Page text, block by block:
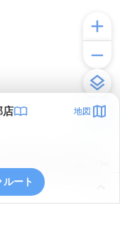
店 地図
ルート